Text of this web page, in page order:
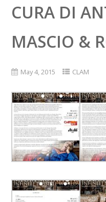
CURA DI
MASCIO &
May 4, 2015 CLAM